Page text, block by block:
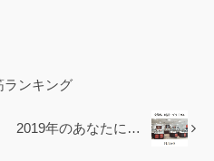
ンキング
2019年のあなたに…